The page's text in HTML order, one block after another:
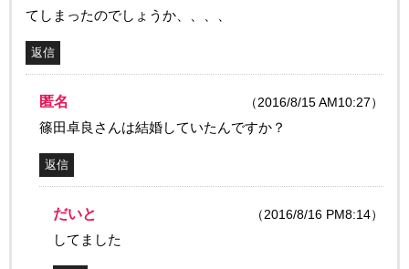
てしまったのでしょうか、、、、
返信
匿名 （2016/8/15 AM10:27）
篠田卓良さんは結婚していたんですか？
返信
だいと （2016/8/16 PM8:14）
してました